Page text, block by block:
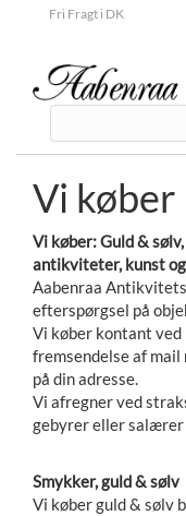
Fri Fragt i DK
Vi køber
Vi køber: Guld &
antikviteter, kunst
Aabenraa
efterspørgsel på
Vi køber kontant
fremsendelse af
på din adresse.
Vi afregner ved
gebyrer eller salærer
Smykker, guld & sølv
Vi køber guld & sølv